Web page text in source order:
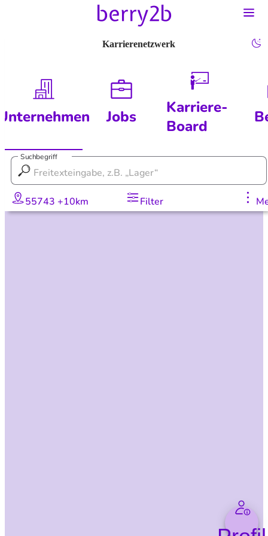
Karrierenetzwerk
Jobs
Karriere-
Board
Suchbegriff
55743 +10km Filter